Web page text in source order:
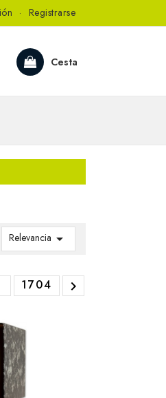
· Registrarse
Cesta
Relevancia 
1704 